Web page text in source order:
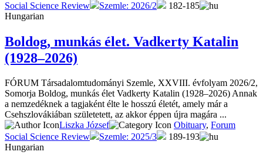
Social Science Review
Szemle: 2026/2
182-185
Hungarian
Boldog, munkás élet. Vadkerty Katalin
(1928–2026)
FÓRUM Társadalomtudományi Szemle, XXVIII. évfolyam 2026/2,
Somorja Boldog, munkás élet Vadkerty Katalin (1928–2026) Annak
a nemzedéknek a tagjaként élte le hosszú életét, amely már a
Csehszlovákiában születetett, az akkor éppen újra magára ...
Liszka József
Obituary, Forum
Social Science Review
Szemle: 2025/3
189-193
Hungarian